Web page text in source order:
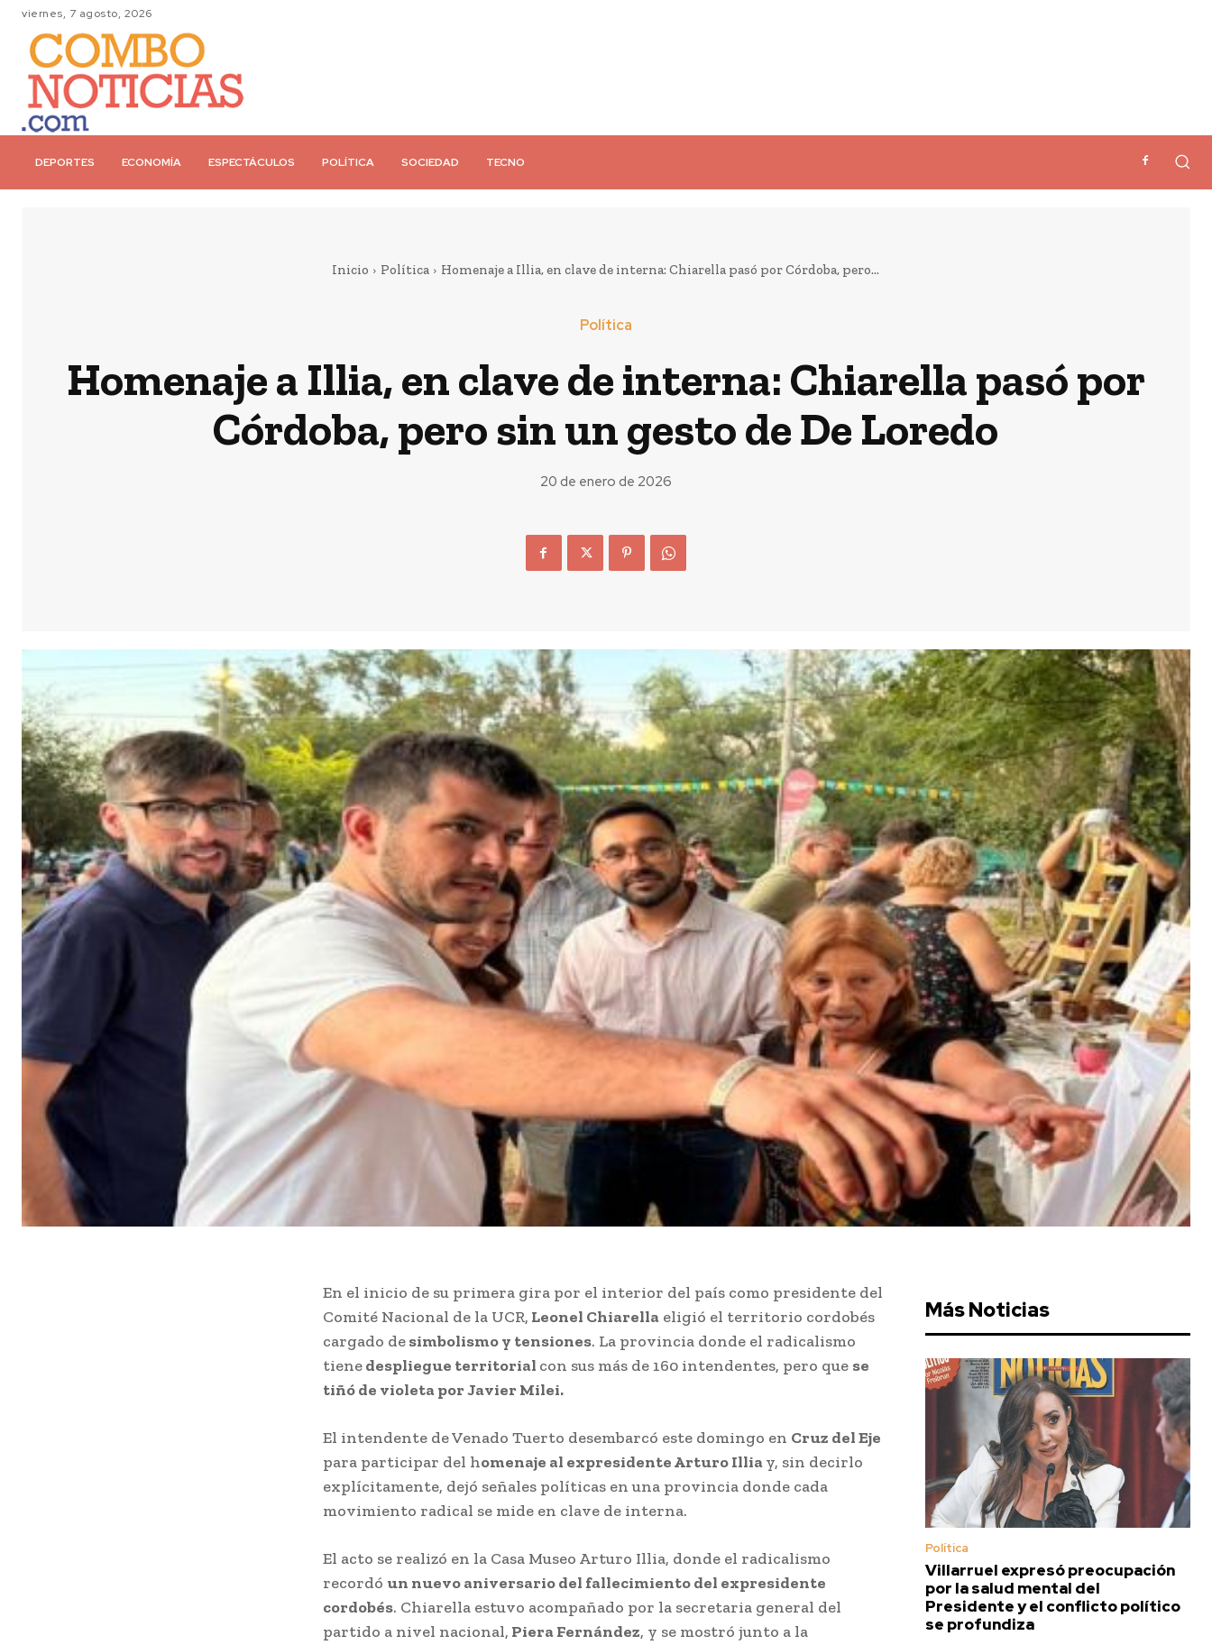
viernes, 7 agosto, 2026
DEPORTES ECONOMÍA ESPECTÁCULOS POLÍTICA SOCIEDAD TECNO
Inicio Política Homenaje a Illia, en clave de interna: Chiarella pasó por Córdoba, pero...
Política
Homenaje a Illia, en clave de interna: Chiarella pasó por
Córdoba, pero sin un gesto de De Loredo
20 de enero de 2026
En el inicio de su primera gira por el interior del país como presidente del
Comité Nacional de la UCR, Leonel Chiarella eligió el territorio cordobés
cargado desimbolismo y tensiones. La provincia donde el radicalismo
tienedespliegue territorial con sus más de 160 intendentes, pero que se
tiñó de violeta por Javier Milei.
El intendente de Venado Tuerto desembarcó este domingo en Cruz del Eje
para participar del homenaje al expresidente Arturo Illiay, sin decirlo
explícitamente, dejó señales políticas en una provincia donde cada
movimiento radical se mide en clave de interna.
El acto se realizó en la Casa Museo Arturo Illia, donde el radicalismo
recordó un nuevo aniversario del fallecimiento del expresidente
cordobés. Chiarella estuvo acompañado por la secretaria general del
partido a nivel nacional, Piera Fernández, y se mostró junto a la
Más Noticias
Política
Villarruel expresó preocupación
por la salud mental del
Presidente y el conflicto político
se profundiza